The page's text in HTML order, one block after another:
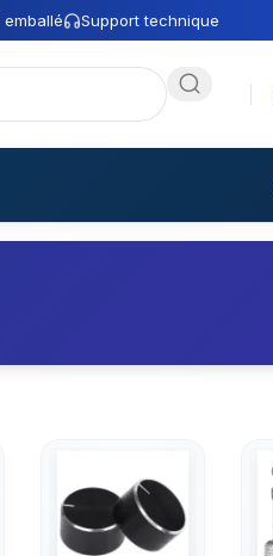
Support technique